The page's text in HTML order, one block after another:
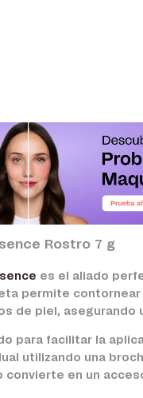
Rostro 7 g
es el aliado
permite
de piel, asegurando
para facilitar la
utilizando una
en un